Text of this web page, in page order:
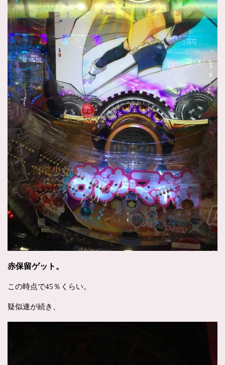
赤保留ゲット。
この時点で45％くらい。
疑似連が続き、